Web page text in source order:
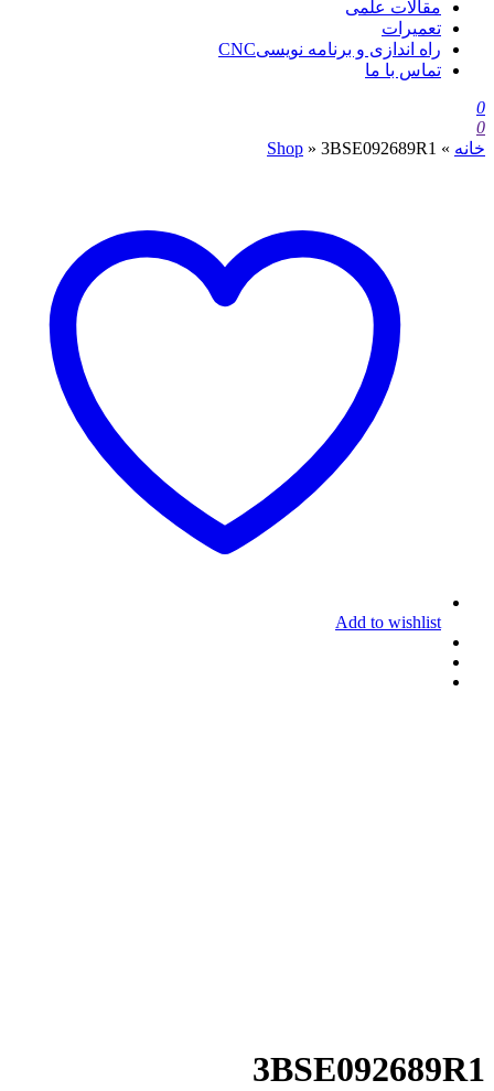
مقالات علمی
تعمیرات
راه اندازی و برنامه نویسیCNC
تماس با ما
0
0
خانه »
Shop » 3BSE092689R1
Add to wishlist
3BSE092689R1